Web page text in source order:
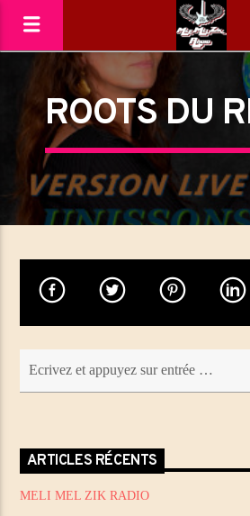
ROOTS DU
ARTICLES RÉCENTS
MELI MEL ZIK RADIO